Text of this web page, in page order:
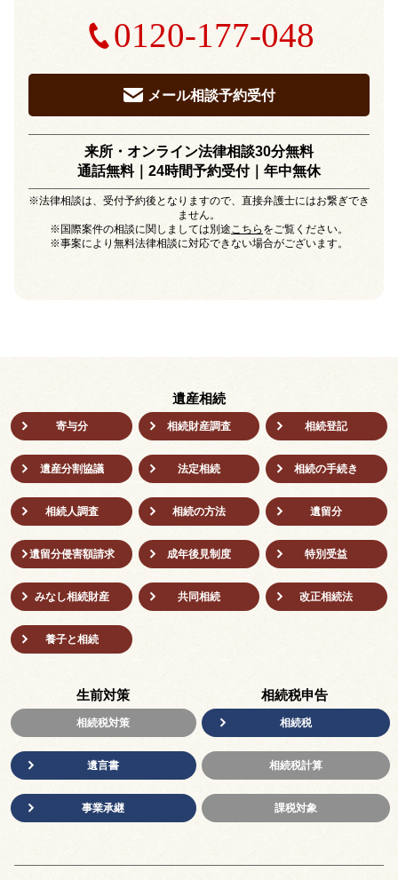
0120-177-048
メール相談予約受付
来所・オンライン法律相談30分無料
通話無料｜24時間予約受付｜年中無休
※法律相談は、受付予約後となりますので、直接弁護士にはお繋ぎでき
ません。
※国際案件の相談に関しましては別途こちら をご覧ください。
※事案により無料法律相談に対応できない場合がございます。
遺産相続
寄与分 相続財産調査 相続登記
遺産分割協議 法定相続 相続の⼿続き
相続人調査 相続の方法 遺留分
遺留分侵害額請求 成年後⾒制度 特別受益
みなし相続財産 共同相続 改正相続法
養子と相続
生前対策
相続税対策
遺言書
事業承継
相続税申告
相続税
相続税計算
課税対象